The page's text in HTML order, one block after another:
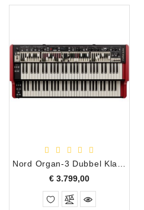
OCCASIONS
&
CLINICS
VERHUUR,
SERVICE
€ 3.799,00Prijs